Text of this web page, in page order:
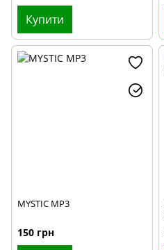
Купити
MYSTIC MP3
150 грн